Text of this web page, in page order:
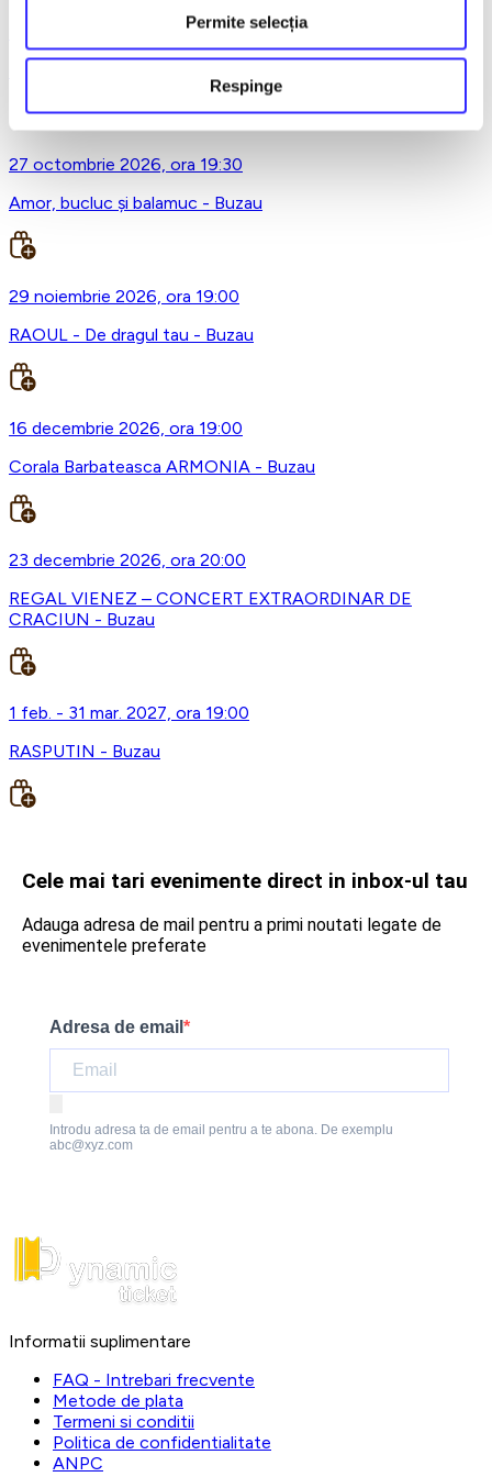
Permite selecția
Respinge
23 octombrie 2026, ora 19:00
27 octombrie 2026, ora 19:30
Amor, bucluc și balamuc - Buzau
29 noiembrie 2026, ora 19:00
RAOUL - De dragul tau - Buzau
16 decembrie 2026, ora 19:00
Corala Barbateasca ARMONIA - Buzau
23 decembrie 2026, ora 20:00
REGAL VIENEZ – CONCERT EXTRAORDINAR DE
CRACIUN - Buzau
1 feb. - 31 mar. 2027, ora 19:00
RASPUTIN - Buzau
Cele mai tari evenimente direct in inbox-ul tau
Adauga adresa de mail pentru a primi noutati legate de
evenimentele preferate
Adresa de email
Introdu adresa ta de email pentru a te abona. De exemplu
abc@xyz.com
Informatii suplimentare
FAQ - Intrebari frecvente
Metode de plata
Termeni si conditii
Politica de confidentialitate
ANPC